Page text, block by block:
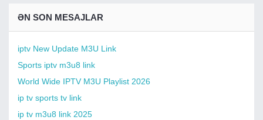
ƏN SON MESAJLAR
iptv New Update M3U Link
Sports iptv m3u8 link
World Wide IPTV M3U Playlist 2026
ip tv sports tv link
ip tv m3u8 link 2025